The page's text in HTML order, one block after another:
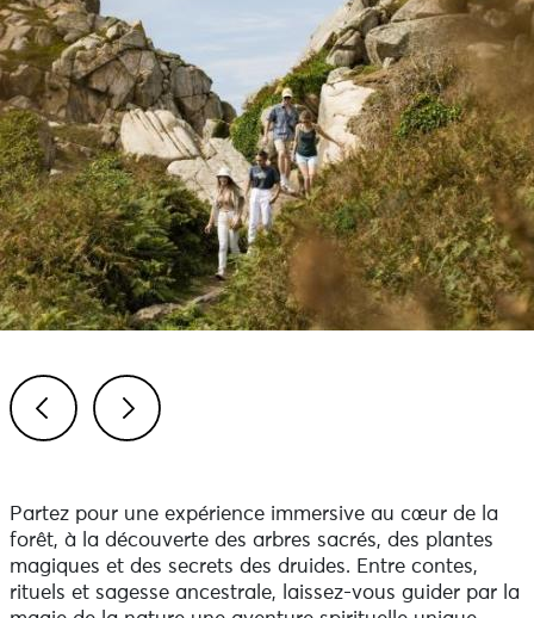
Partez pour une expérience immersive au cœur de la
forêt, à la découverte des arbres sacrés, des plantes
magiques et des secrets des druides. Entre contes,
rituels et sagesse ancestrale, laissez-vous guider par la